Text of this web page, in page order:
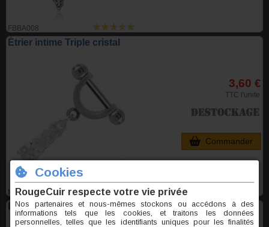
FBBA008
Étrier intime Triple cristal
MEAS001
3,60 €
TTC l'unite
Commander
Étrier intime avec pendentif Papillon et strass